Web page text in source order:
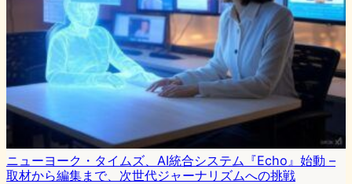
ニューヨーク・タイムズ、AI統合システム『Echo』始動 –
取材から編集まで、次世代ジャーナリズムへの挑戦